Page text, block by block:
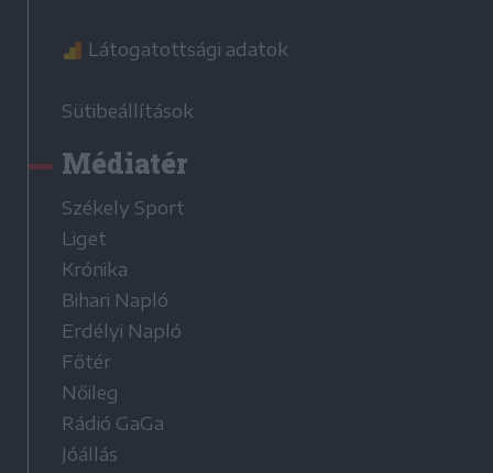
Látogatottsági adatok
Sütibeállítások
Médiatér
Székely Sport
Liget
Krónika
Bihari Napló
Erdélyi Napló
Főtér
Nőileg
Rádió GaGa
Jóállás